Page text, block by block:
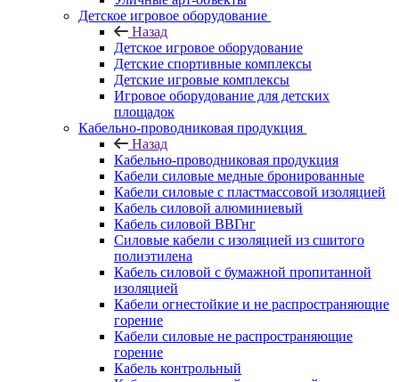
Детское игровое оборудование
Назад
Детское игровое оборудование
Детские спортивные комплексы
Детские игровые комплексы
Игровое оборудование для детских
площадок
Кабельно-проводниковая продукция
Назад
Кабельно-проводниковая продукция
Кабели силовые медные бронированные
Кабели силовые с пластмассовой изоляцией
Кабель силовой алюминиевый
Кабель силовой ВВГнг
Силовые кабели с изоляцией из сшитого
полиэтилена
Кабель силовой с бумажной пропитанной
изоляцией
Кабели огнестойкие и не распространяющие
горение
Кабели силовые не распространяющие
горение
Кабель контрольный